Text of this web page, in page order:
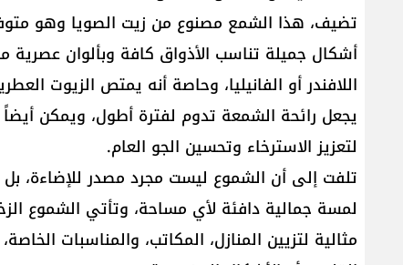
تضيف، هذا الشمع مصنوع من زيت الصويا وهو
أشكال جميلة تناسب الأذواق كافة وبألوان عصرية
اللافندر أو الفانيليا، وحاصة أنه يمتص الزيوت
يجعل رائحة الشمعة تدوم لفترة أطول، ويمكن
لتعزيز الاسترخاء وتحسين الجو العام.
تلفت إلى أن الشموع ليست مجرد مصدر للإضاءة،
لمسة جمالية دافئة لأي مساحة، وتأتي الشموع
مثالية لتزيين المنازل، المكاتب، والمناسبات